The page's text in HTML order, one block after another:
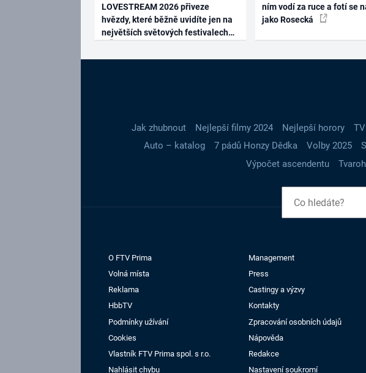
LOVESTREAM 2026 přiveze
hvězdy, které běžně uvidíte jen na
největších světových festivalech
ním vodí za ruce a fotí se
jako Rosecká
Jak zhubnout Nejlepší filmy 2024 Nejlepší horory
Auto – katalog
7 pádů Honzy Dědka Volby 2025
Výpočet ascendentu
O FTV Prima
Management
Volná místa
Press
Reklama
Castingy a výzvy
HbbTV
Kontakty
Podmínky užívání
Zpracování osobních údajů
Cookies
Nápověda
Vlastník FTV Prima spol. s r.o.
Redakce
Nahlásit chybu
Nastavení soukromí